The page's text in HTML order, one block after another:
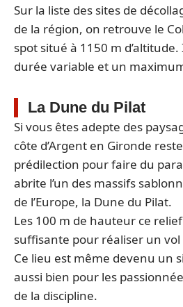
Sur la liste des sites de
de la région, on retrouve le
spot situé à 1150 m
durée variable et un
La Dune du Pilat
Si vous êtes adepte des
côte d’Argent en Gironde
prédilection pour faire du
abrite l’un des massifs
de l’Europe, la Dune du Pilat.
Les 100 m de hauteur ce
suffisante pour réaliser un
Ce lieu est même devenu un
aussi bien pour les
de la discipline.